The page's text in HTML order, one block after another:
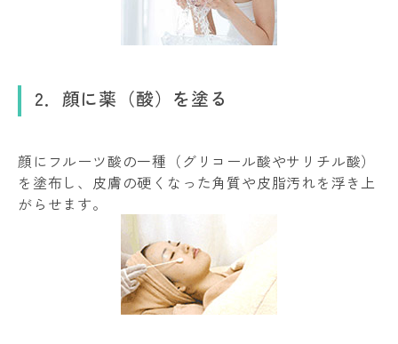
2．顔に薬（酸）を塗る
顔にフルーツ酸の一種（グリコール酸やサリチル酸）
を塗布し、皮膚の硬くなった角質や皮脂汚れを浮き上
がらせます。